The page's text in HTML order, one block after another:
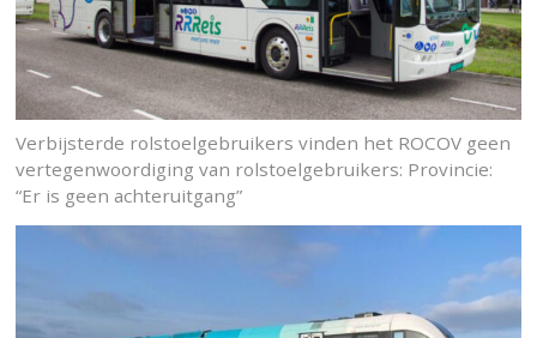
Verbijsterde rolstoelgebruikers vinden het ROCOV geen
vertegenwoordiging van rolstoelgebruikers: Provincie:
“Er is geen achteruitgang”